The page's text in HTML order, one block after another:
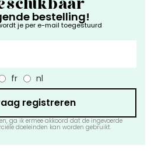
bestelling!
je per e-mail toegestuurd
fr nl
registreren
ga ik ermee akkoord dat de ingevoerde
doeleinden kan worden gebruikt.